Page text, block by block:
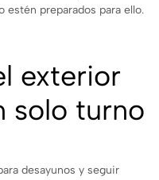
preparados para ello.
exterior
solo turno
desayunos y seguir